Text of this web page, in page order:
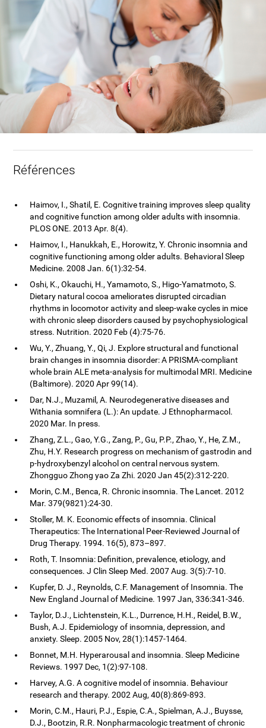
Références
Haimov, I., Shatil, E. Cognitive training improves sleep quality
and cognitive function among older adults with insomnia.
PLOS ONE. 2013 Apr. 8(4).
Haimov, I., Hanukkah, E., Horowitz, Y. Chronic insomnia and
cognitive functioning among older adults. Behavioral Sleep
Medicine. 2008 Jan. 6(1):32-54.
Oshi, K., Okauchi, H., Yamamoto, S., Higo-Yamatmoto, S.
Dietary natural cocoa ameliorates disrupted circadian
rhythms in locomotor activity and sleep-wake cycles in mice
with chronic sleep disorders caused by psychophysiological
stress. Nutrition. 2020 Feb (4):75-76.
Wu, Y., Zhuang, Y., Qi, J. Explore structural and functional
brain changes in insomnia disorder: A PRISMA-compliant
whole brain ALE meta-analysis for multimodal MRI. Medicine
(Baltimore). 2020 Apr 99(14).
Dar, N.J., Muzamil, A. Neurodegenerative diseases and
Withania somnifera (L.): An update. J Ethnopharmacol.
2020 Mar. In press.
Zhang, Z.L., Gao, Y.G., Zang, P., Gu, P.P., Zhao, Y., He, Z.M.,
Zhu, H.Y. Research progress on mechanism of gastrodin and
p-hydroxybenzyl alcohol on central nervous system.
Zhongguo Zhong yao Za Zhi. 2020 Jan 45(2):312-220.
Morin, C.M., Benca, R. Chronic insomnia. The Lancet. 2012
Mar. 379(9821):24-30.
Stoller, M. K. Economic effects of insomnia. Clinical
Therapeutics: The International Peer-Reviewed Journal of
Drug Therapy. 1994. 16(5), 873–897.
Roth, T. Insomnia: Definition, prevalence, etiology, and
consequences. J Clin Sleep Med. 2007 Aug. 3(5):7-10.
Kupfer, D. J., Reynolds, C.F. Management of Insomnia. The
New England Journal of Medicine. 1997 Jan, 336:341-346.
Taylor, D.J., Lichtenstein, K.L., Durrence, H.H., Reidel, B.W.,
Bush, A.J. Epidemiology of insomnia, depression, and
anxiety. Sleep. 2005 Nov, 28(1):1457-1464.
Bonnet, M.H. Hyperarousal and insomnia. Sleep Medicine
Reviews. 1997 Dec, 1(2):97-108.
Harvey, A.G. A cognitive model of insomnia. Behaviour
research and therapy. 2002 Aug, 40(8):869-893.
Morin, C.M., Hauri, P.J., Espie, C.A., Spielman, A.J., Buysse,
D.J., Bootzin, R.R. Nonpharmacologic treatment of chronic